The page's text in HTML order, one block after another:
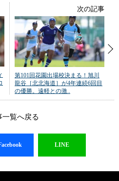
次の記事
第101回花園出場校決まる！旭川
龍谷［北北海道］が4年連続6回目
の優勝。遠軽との激..
一覧へ戻る
LINE